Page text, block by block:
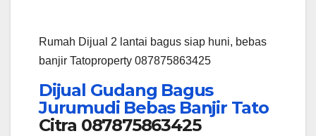
Rumah Dijual 2 lantai bagus siap huni, bebas
banjir Tatoproperty 087875863425
Dijual Gudang Bagus
Jurumudi Bebas Banjir Tato
Citra 087875863425